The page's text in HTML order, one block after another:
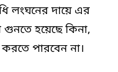
লংঘনের দায়ে এর
হয়েছে কিনা,
পারবেন না।